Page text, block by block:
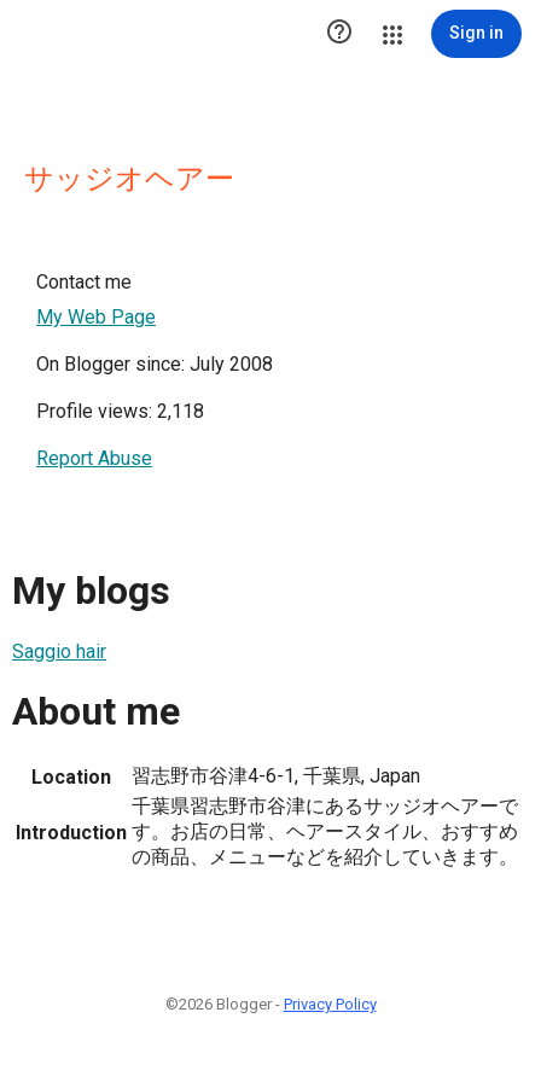
 Sign in
サッジオヘアー
Contact me
My Web Page
On Blogger since: July 2008
Profile views: 2,118
Report Abuse
My blogs
Saggio hair
About me
Location 習志野市谷津4-6-1, 千葉県, Japan
Introduction
千葉県習志野市谷津にあるサッジオヘアーで
す。お店の日常、ヘアースタイル、おすすめ
の商品、メニューなどを紹介していきます。
©2026 Blogger - Privacy Policy